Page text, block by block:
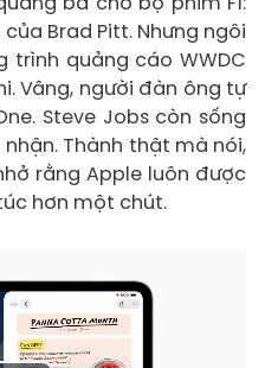
Brad Pitt. Nhưng ngôi
trình quảng cáo WWDC
Vâng, người đàn ông tự
Steve Jobs còn sống
Thành thật mà nói,
rằng Apple luôn được
hơn một chút.